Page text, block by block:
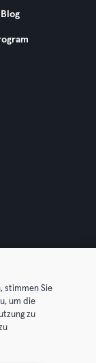
reserved.
stimmen Sie
um die
zu